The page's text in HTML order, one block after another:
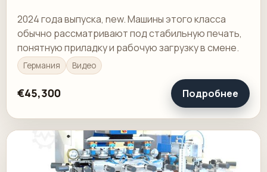
2024 года выпуска, new. Машины этого класса
обычно рассматривают под стабильную печать,
понятную приладку и рабочую загрузку в смене.
Германия Видео
€45,300 Подробнее